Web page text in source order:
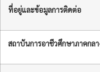
ที่อยู่และข้อมูลการติดต่อ
สถาบันการอาชีวศึกษาภาคกลา